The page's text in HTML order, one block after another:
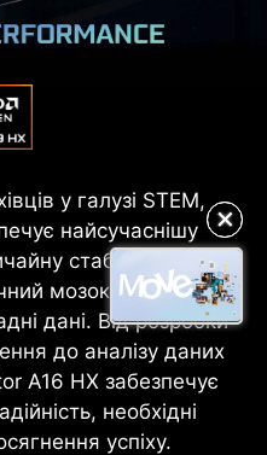
✕
у галузі STEM,
найсучаснішу
стабільність. Він
мозок, швидко та
дані. Від розробки
до аналізу даних
A16 HX забезпечує
необхідні
успіху.
✕